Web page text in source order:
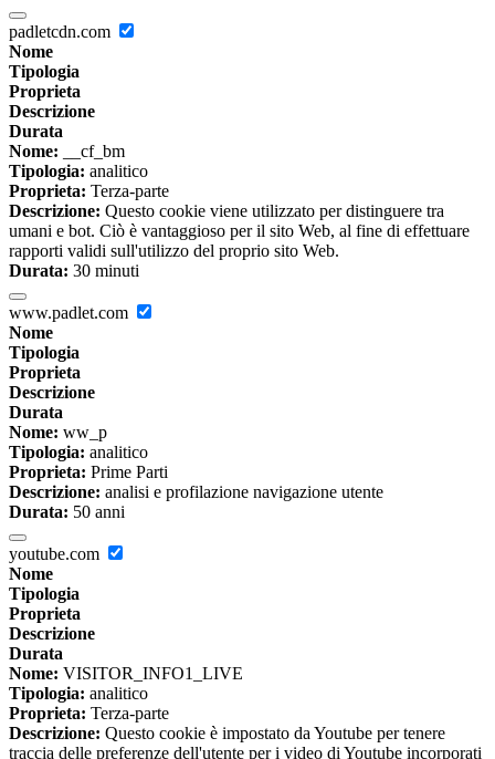
padletcdn.com
Nome
Tipologia
Proprieta
Descrizione
Durata
Nome: __cf_bm
Tipologia: analitico
Proprieta: Terza-parte
Descrizione: Questo cookie viene utilizzato per distinguere tra
umani e bot. Ciò è vantaggioso per il sito Web, al fine di effettuare
rapporti validi sull'utilizzo del proprio sito Web.
Durata: 30 minuti
www.padlet.com
Nome
Tipologia
Proprieta
Descrizione
Durata
Nome: ww_p
Tipologia: analitico
Proprieta: Prime Parti
Descrizione: analisi e profilazione navigazione utente
Durata: 50 anni
youtube.com
Nome
Tipologia
Proprieta
Descrizione
Durata
Nome: VISITOR_INFO1_LIVE
Tipologia: analitico
Proprieta: Terza-parte
Descrizione: Questo cookie è impostato da Youtube per tenere
traccia delle preferenze dell'utente per i video di Youtube incorporati